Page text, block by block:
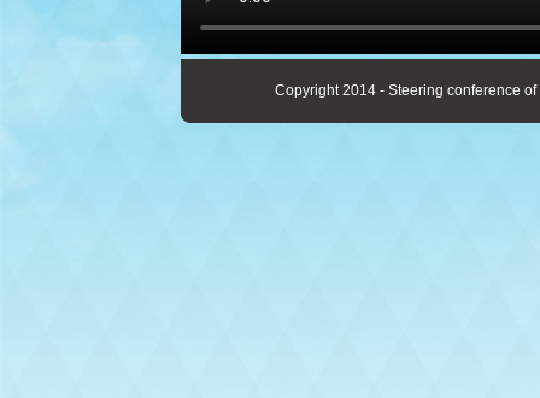
Copyright 2014 - Steering conference